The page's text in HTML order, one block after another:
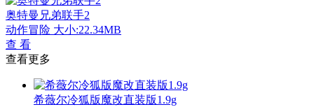
奥特曼兄弟联手2
动作冒险 大小:22.34MB
查 看
查看更多
希薇尔冷狐版魔改直装版1.9g